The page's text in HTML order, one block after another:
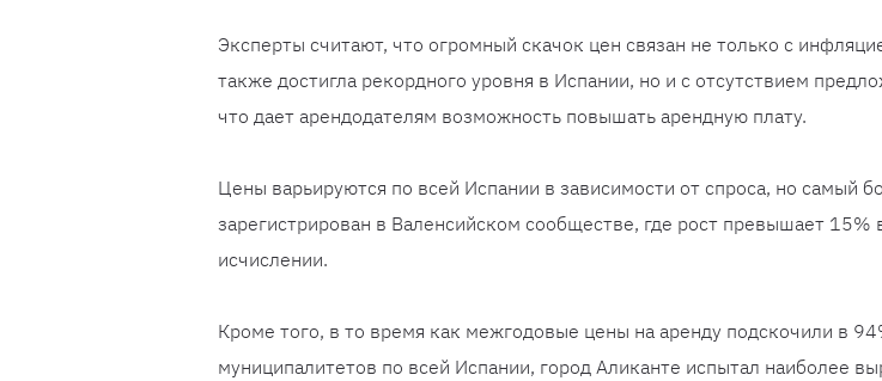
Эксперты считают, что огромный скачок цен связан не только с
также достигла рекордного уровня в Испании, но и с отсутствием
что дает арендодателям возможность повышать арендную плату.
Цены варьируются по всей Испании в зависимости от спроса, но самый
зарегистрирован в Валенсийском сообществе, где рост превышает 15%
исчислении.
Кроме того, в то время как межгодовые цены на аренду подскочили в
муниципалитетов по всей Испании, город Аликанте испытал наиболее